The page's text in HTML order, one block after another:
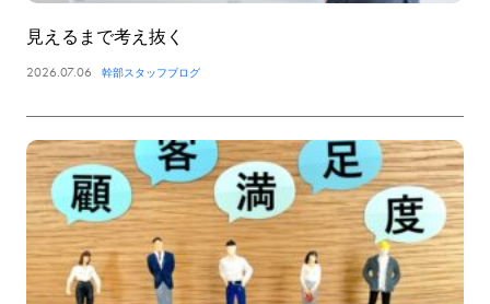
見えるまで考え抜く
2026.07.06 幹部スタッフブログ